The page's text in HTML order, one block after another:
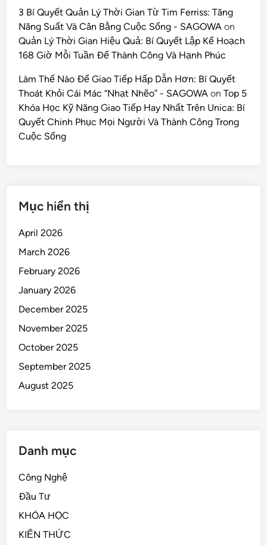
3 Bí Quyết Quản Lý Thời Gian Từ Tim Ferriss: Tăng
Năng Suất Và Cân Bằng Cuộc Sống - SAGOWA on
Quản Lý Thời Gian Hiệu Quả: Bí Quyết Lập Kế Hoạch
168 Giờ Mỗi Tuần Để Thành Công Và Hạnh Phúc
Làm Thế Nào Để Giao Tiếp Hấp Dẫn Hơn: Bí Quyết
Thoát Khỏi Cái Mác “Nhạt Nhẽo” - SAGOWA onTop 5
Khóa Học Kỹ Năng Giao Tiếp Hay Nhất Trên Unica: Bí
Quyết Chinh Phục Mọi Người Và Thành Công Trong
Cuộc Sống
Mục hiển thị
April 2026
March 2026
February 2026
January 2026
December 2025
November 2025
October 2025
September 2025
August 2025
Danh mục
Công Nghệ
Đầu Tư
KHÓA HỌC
KIẾN THỨC